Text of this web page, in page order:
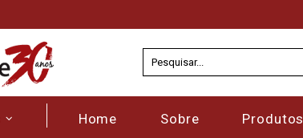
Home Sobre Produtos